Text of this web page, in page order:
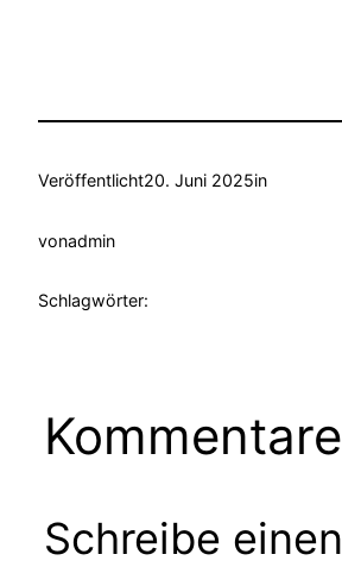
Veröffentlicht20. Juni 2025in
vonadmin
Schlagwörter:
Kommentare
Schreibe einen